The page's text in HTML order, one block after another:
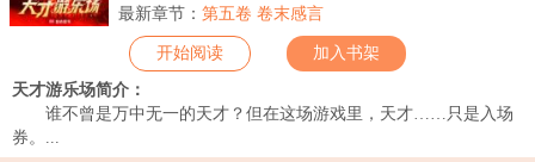
最新章节： 第五卷 卷末感言
开始阅读 加入书架
天才游乐场简介：
谁不曾是万中无一的天才？但在这场游戏里，天才……只是入场
券。...